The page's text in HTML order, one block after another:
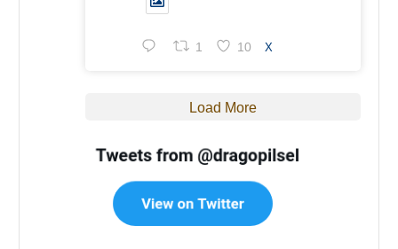
1 10 X
Load More